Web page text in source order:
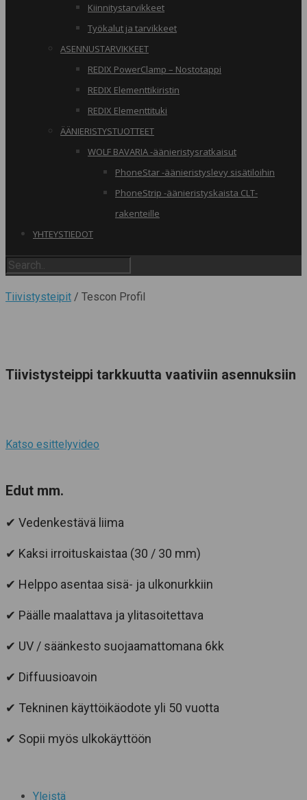
Kiinnitystarvikkeet
Työkalut ja tarvikkeet
ASENNUSTARVIKKEET
REDIX PowerClamp – Nostotappi
REDIX Elementtikiristin
REDIX Elementtituki
ÄÄNIERISTYSTUOTTEET
WOLF BAVARIA -äänieristysratkaisut
PhoneStar -äänieristyslevy sisätiloihin
PhoneStrip -äänieristyskaista CLT-
rakenteille
YHTEYSTIEDOT
Tiivistysteipit / Tescon Profil
Tiivistysteippi tarkkuutta vaativiin asennuksiin
Katso esittelyvideo
Edut mm.
✔ Vedenkestävä liima
✔ Kaksi irroituskaistaa (30 / 30 mm)
✔ Helppo asentaa sisä- ja ulkonurkkiin
✔ Päälle maalattava ja ylitasoitettava
✔ UV / säänkesto suojaamattomana 6kk
✔ Diffuusioavoin
✔ Tekninen käyttöikäodote yli 50 vuotta
✔ Sopii myös ulkokäyttöön
Yleistä